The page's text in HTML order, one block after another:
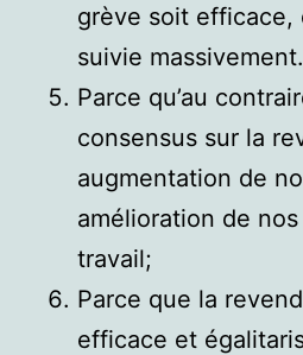
grève soit efficace,
suivie massivement.
Parce qu’au
consensus sur la
augmentation de
amélioration de
travail;
Parce que la
efficace et